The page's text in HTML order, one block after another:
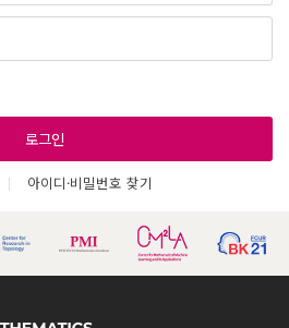
로그인
아이디·비밀번호 찾기